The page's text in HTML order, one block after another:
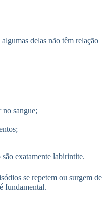
delas não têm relação
no sangue;
exatamente labirintite.
se repetem ou surgem de
fundamental.